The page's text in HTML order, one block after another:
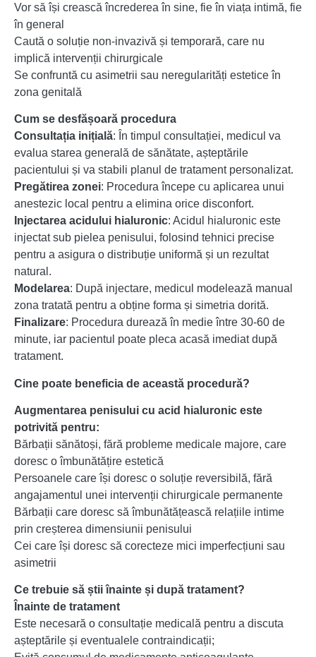
Vor să își crească încrederea în sine, fie în viața intimă, fie
în general
Caută o soluție non-invazivă și temporară, care nu
implică intervenții chirurgicale
Se confruntă cu asimetrii sau neregularități estetice în
zona genitală
Cum se desfășoară procedura
Consultația inițială: În timpul consultației, medicul va
evalua starea generală de sănătate, așteptările
pacientului și va stabili planul de tratament personalizat.
Pregătirea zonei: Procedura începe cu aplicarea unui
anestezic local pentru a elimina orice disconfort.
Injectarea acidului hialuronic: Acidul hialuronic este
injectat sub pielea penisului, folosind tehnici precise
pentru a asigura o distribuție uniformă și un rezultat
natural.
Modelarea: După injectare, medicul modelează manual
zona tratată pentru a obține forma și simetria dorită.
Finalizare: Procedura durează în medie între 30-60 de
minute, iar pacientul poate pleca acasă imediat după
tratament.
Cine poate beneficia de această procedură?
Augmentarea penisului cu acid hialuronic este
potrivită pentru:
Bărbații sănătoși, fără probleme medicale majore, care
doresc o îmbunătățire estetică
Persoanele care își doresc o soluție reversibilă, fără
angajamentul unei intervenții chirurgicale permanente
Bărbații care doresc să îmbunătățească relațiile intime
prin creșterea dimensiunii penisului
Cei care își doresc să corecteze mici imperfecțiuni sau
asimetrii
Ce trebuie să știi înainte și după tratament?
Înainte de tratament
Este necesară o consultație medicală pentru a discuta
așteptările și eventualele contraindicații;